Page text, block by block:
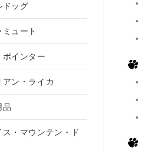
ドッグ
ュート
ポインター
ン・ライカ
・マウンテン・ド